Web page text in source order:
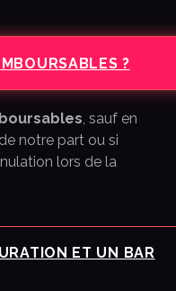
?
, sauf en
notre part ou si
lors de la
ET UN BAR